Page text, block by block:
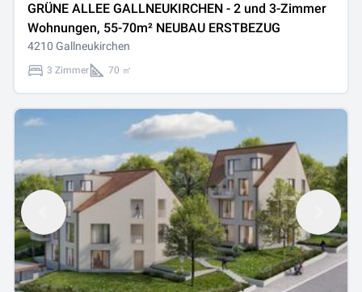
GRÜNE ALLEE GALLNEUKIRCHEN - 2 und 3-Zimmer
Wohnungen, 55-70m² NEUBAU ERSTBEZUG
4210 Gallneukirchen
3 Zimmer 70 ㎡